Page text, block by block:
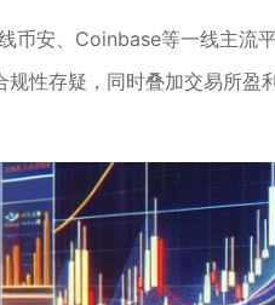
币安、Coinbase等一线主流
规性存疑，同时叠加交易所